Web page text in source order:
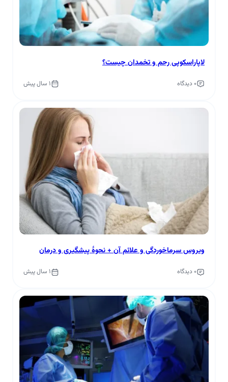
لاپاراسکوپی رحم و تخمدان چیست؟
0 دیدگاه 1 سال پیش
ویروس سرماخوردگی و علائم آن + نحوۀ پیشگیری و درمان
0 دیدگاه 1 سال پیش